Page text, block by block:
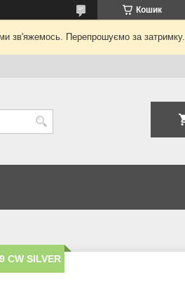
Кошик
зв'яжемось. Перепрошуємо за затримку.
CW SILVER